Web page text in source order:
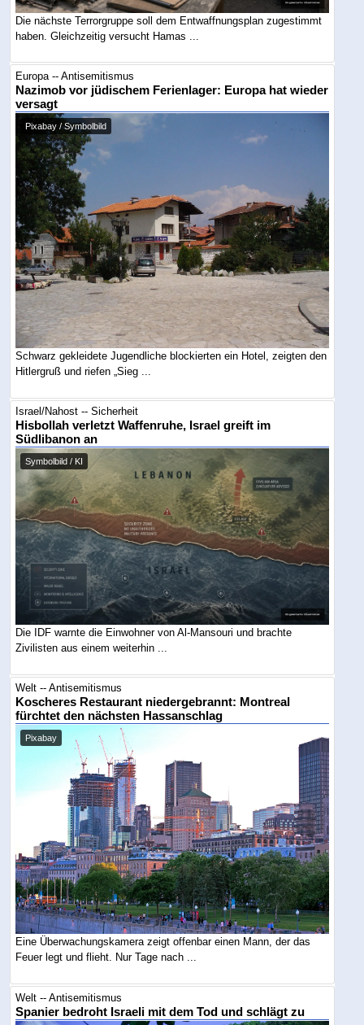
Die nächste Terrorgruppe soll dem Entwaffnungsplan zugestimmt
haben. Gleichzeitig versucht Hamas ...
Europa -- Antisemitismus
Nazimob vor jüdischem Ferienlager: Europa hat wieder
versagt
Pixabay / Symbolbild
Schwarz gekleidete Jugendliche blockierten ein Hotel, zeigten den
Hitlergruß und riefen „Sieg ...
Israel/Nahost -- Sicherheit
Hisbollah verletzt Waffenruhe, Israel greift im
Südlibanon an
Symbolbild / KI
Die IDF warnte die Einwohner von Al-Mansouri und brachte
Zivilisten aus einem weiterhin ...
Welt -- Antisemitismus
Koscheres Restaurant niedergebrannt: Montreal
fürchtet den nächsten Hassanschlag
Pixabay
Eine Überwachungskamera zeigt offenbar einen Mann, der das
Feuer legt und flieht. Nur Tage nach ...
Welt -- Antisemitismus
Spanier bedroht Israeli mit dem Tod und schlägt zu